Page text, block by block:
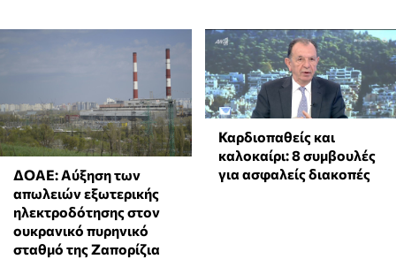
ΔΟΑΕ: Αύξηση των
απωλειών εξωτερικής
ηλεκτροδότησης στον
ουκρανικό πυρηνικό
σταθμό της Ζαπορίζια
Καρδιοπαθείς και
καλοκαίρι: 8 συμβουλές
για ασφαλείς διακοπές